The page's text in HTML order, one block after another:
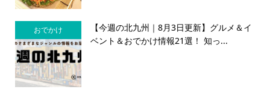
おでかけ
【今週の北九州｜8月3日更新】グルメ＆イ
ベント＆おでかけ情報21選！ 知っ...